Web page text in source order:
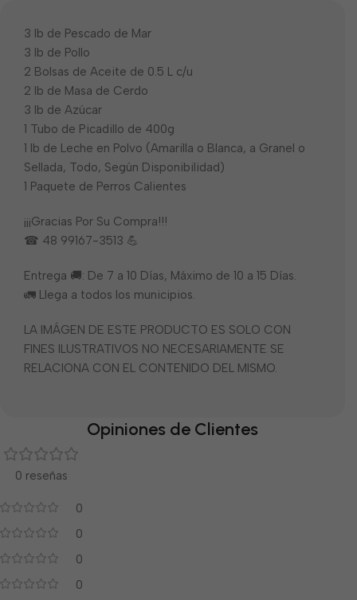
3 lb de Pescado de Mar
3 lb de Pollo
2 Bolsas de Aceite de 0.5 L c/u
2 lb de Masa de Cerdo
3 lb de Azúcar
1 Tubo de Picadillo de 400g
1 lb de Leche en Polvo (Amarilla o Blanca, a Granel o
Sellada, Todo, Según Disponibilidad)
1 Paquete de Perros Calientes
¡¡¡Gracias Por Su Compra!!!
☎ 48 99167-3513 💪
Entrega 🚚: De 7 a 10 Días, Máximo de 10 a 15 Días.
🚛 Llega a todos los municipios.
LA IMÁGEN DE ESTE PRODUCTO ES SOLO CON
FINES ILUSTRATIVOS NO NECESARIAMENTE SE
RELACIONA CON EL CONTENIDO DEL MISMO.
Opiniones de Clientes
0 reseñas
0
0
0
0